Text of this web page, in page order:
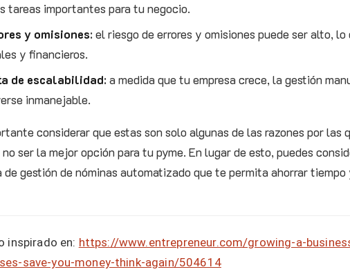
tareas importantes para tu negocio.
y omisiones: el riesgo de errores y omisiones puede ser alto,
y financieros.
de escalabilidad: a medida que tu empresa crece, la gestión
inmanejable.
considerar que estas son solo algunas de las razones por las
no ser la mejor opción para tu pyme. En lugar de esto, puedes
de gestión de nóminas automatizado que te permita ahorrar tiempo
inspirado en: https://www.entrepreneur.com/growing-a-
save-you-money-think-again/504614